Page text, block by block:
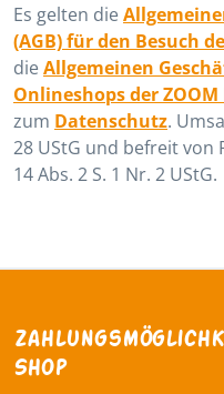
Es gelten die
(AGB) für den Besuch
dieAllgemeinen
Onlineshops der
zum Datenschutz.
28 UStG und befreit von
14 Abs. 2 S. 1 Nr. 2 UStG.
Shop